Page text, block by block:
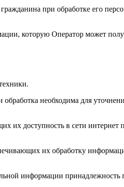
при обработке его
которую Оператор может
необходима для
их доступность в сети интернет
их обработку
информации